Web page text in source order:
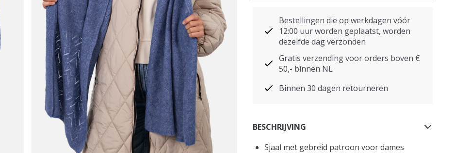
Bestellingen die op werkdagen vóór
12:00 uur worden geplaatst, worden
dezelfde dag verzonden
Gratis verzending voor orders boven €
50,- binnen NL
Binnen 30 dagen retourneren
BESCHRIJVING
Sjaal met gebreid patroon voor dames